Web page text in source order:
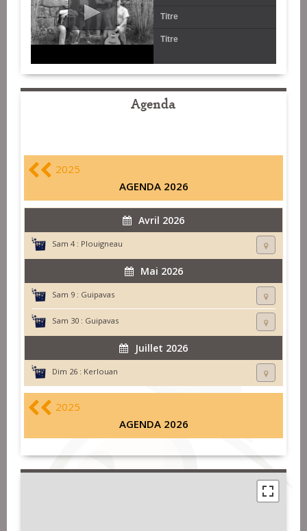
Titre
Titre
Agenda
2025
AGENDA 2026
Avril 2026
Sam 4 : Plouigneau
Mai 2026
Sam 9 : Guipavas
Sam 30 : Guipavas
Juillet 2026
Dim 26 : Kerlouan
2025
AGENDA 2026